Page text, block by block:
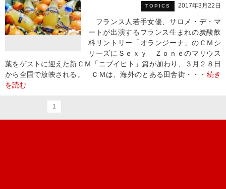
TOPICS 2017年3月22日
フランス人若手女優、サロメ・デ・マ
ートが出演するフランス生まれの炭酸飲
料サントリー「オランジーナ」のＣＭシ
リーズにＳｅｘｙ Ｚｏｎｅのマリウス
葉をゲストに迎えた新ＣＭ「ニブイヒト」篇が加わり、３月２８日
から全国で放映される。 ＣＭは、海外のとある田舎街・・・ 続き
を読む
1